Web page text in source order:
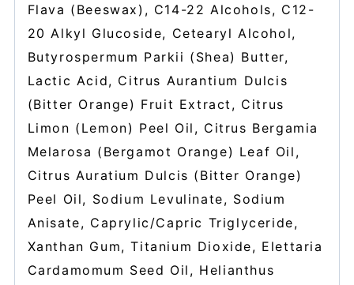
Flava (Beeswax), C14-22 Alcohols, C12-
20 Alkyl Glucoside, Cetearyl Alcohol,
Butyrospermum Parkii (Shea) Butter,
Lactic Acid, Citrus Aurantium Dulcis
(Bitter Orange) Fruit Extract, Citrus
Limon (Lemon) Peel Oil, Citrus Bergamia
Melarosa (Bergamot Orange) Leaf Oil,
Citrus Auratium Dulcis (Bitter Orange)
Peel Oil, Sodium Levulinate, Sodium
Anisate, Caprylic/Capric Triglyceride,
Xanthan Gum, Titanium Dioxide, Elettaria
Cardamomum Seed Oil, Helianthus